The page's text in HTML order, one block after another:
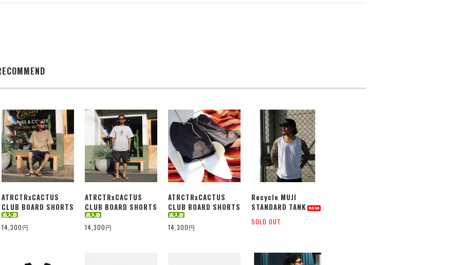
ATRCTRxCACTUS
CLUB BOARD SHORTS
14,300円
ATRCTRxCACTUS
CLUB BOARD SHORTS
14,300円
ATRCTRxCACTUS
CLUB BOARD SHORTS
14,300円
Recycle MUJI
STANDARD TANK
SOLD OUT